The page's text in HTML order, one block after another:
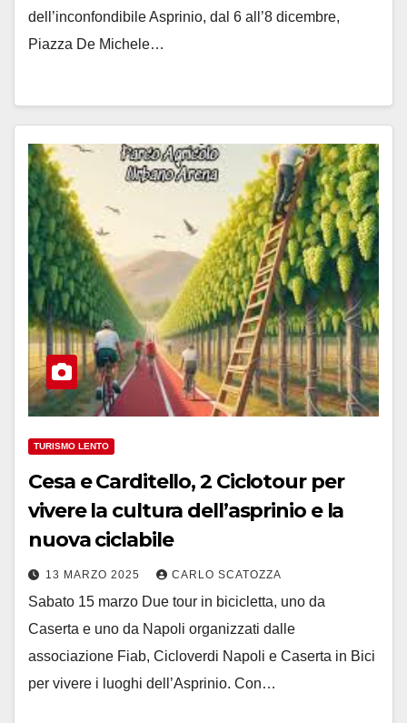
dell’inconfondibile Asprinio, dal 6 all’8 dicembre,
Piazza De Michele…
TURISMO LENTO
Cesa e Carditello, 2 Ciclotour per
vivere la cultura dell’asprinio e la
nuova ciclabile
13 MARZO 2025 CARLO SCATOZZA
Sabato 15 marzo Due tour in bicicletta, uno da
Caserta e uno da Napoli organizzati dalle
associazione Fiab, Cicloverdi Napoli e Caserta in Bici
per vivere i luoghi dell’Asprinio. Con…